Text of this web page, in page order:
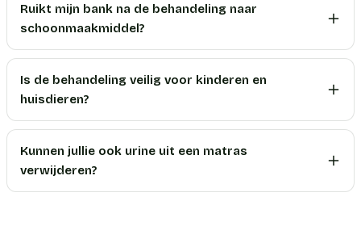
Ruikt mijn bank na de behandeling naar
schoonmaakmiddel?
Is de behandeling veilig voor kinderen en
huisdieren?
Kunnen jullie ook urine uit een matras
verwijderen?